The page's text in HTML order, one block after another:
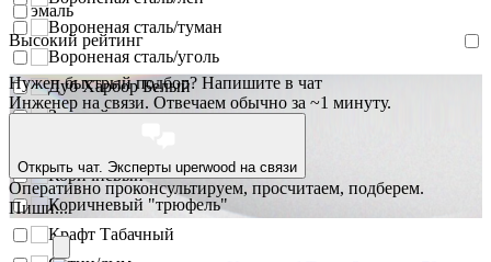
Вороненая сталь/туман
Вороненая сталь/уголь
Дуб Харбор Белый
Золотой
Коричневый
Коричневый "трюфель"
Крафт Табачный
эмаль
Высокий рейтинг
Нужен быстрый подбор? Напишите в чат
Инженер на связи. Отвечаем обычно за ~1 минуту.
Открыть чат. Эксперты uperwood на связи
Оперативно проконсультируем, просчитаем, подберем.
Пиши...